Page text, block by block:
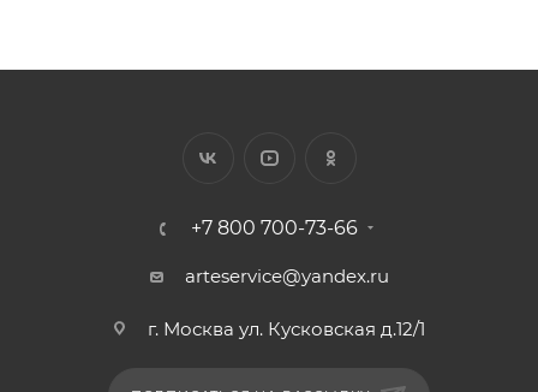
+7 800 700-73-66
arteservice@yandex.ru
г. Москва ул. Кусковская д.12/1